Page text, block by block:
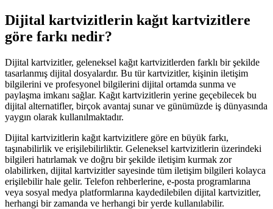
Dijital kartvizitlerin kağıt kartvizitlere
göre farkı nedir?
Dijital kartvizitler, geleneksel kağıt kartvizitlerden farklı bir şekilde
tasarlanmış dijital dosyalardır. Bu tür kartvizitler, kişinin iletişim
bilgilerini ve profesyonel bilgilerini dijital ortamda sunma ve
paylaşma imkanı sağlar. Kağıt kartvizitlerin yerine geçebilecek bu
dijital alternatifler, birçok avantaj sunar ve günümüzde iş dünyasında
yaygın olarak kullanılmaktadır.
Dijital kartvizitlerin kağıt kartvizitlere göre en büyük farkı,
taşınabilirlik ve erişilebilirliktir. Geleneksel kartvizitlerin üzerindeki
bilgileri hatırlamak ve doğru bir şekilde iletişim kurmak zor
olabilirken, dijital kartvizitler sayesinde tüm iletişim bilgileri kolayca
erişilebilir hale gelir. Telefon rehberlerine, e-posta programlarına
veya sosyal medya platformlarına kaydedilebilen dijital kartvizitler,
herhangi bir zamanda ve herhangi bir yerde kullanılabilir.